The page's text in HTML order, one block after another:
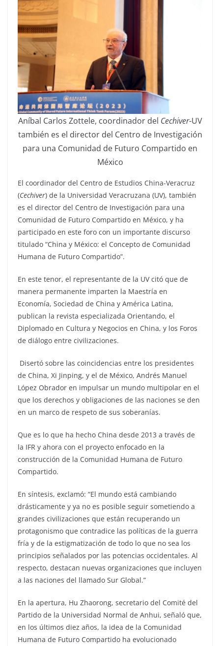
Aníbal Carlos Zottele, coordinador del Cechiver-UV
también es el director del Centro de Investigación
para una Comunidad de Futuro Compartido en
México
El coordinador del Centro de Estudios China-Veracruz
(Cechiver) de la Universidad Veracruzana (UV), también
es el director del Centro de Investigación para una
Comunidad de Futuro Compartido en México, y ha
participado en este foro con un importante discurso
titulado “China y México: el Concepto de Comunidad
Humana de Futuro Compartido”.
En este tenor, el representante de la UV citó que de
manera permanente imparten la Maestría en
Economía, Sociedad de China y América Latina,
publican la revista especializada Orientando, el
Diplomado en Cultura y Negocios en China, y los Foros
de diálogo entre civilizaciones.
Disertó sobre las coincidencias entre los presidentes
de China, Xi Jinping, y el de México, Andrés Manuel
López Obrador en impulsar un mundo multipolar en el
que los derechos y obligaciones de las naciones se den
en un marco de respeto de sus soberanías.
Que es lo que ha hecho China desde 2013 a través de
la IFR y ahora con el proyecto enfocado en la
construcción de la Comunidad Humana de Futuro
Compartido.
En síntesis, exclamó: “El mundo está cambiando
drásticamente y ya no es posible seguir sometiendo a
grandes civilizaciones que están recuperando un
protagonismo que contradice las políticas de la guerra
fría y de la estigmatización de todo lo que no sea los
principios señalados por las potencias occidentales. Al
respecto, destacan nuevas organizaciones que incluyen
a las naciones del llamado Sur Global.”
En la apertura, Hu Zhaorong, secretario del Comité del
Partido de la Universidad Normal de Anhui, señaló que,
en los últimos diez años, la idea de la Comunidad
Humana de Futuro Compartido ha evolucionado